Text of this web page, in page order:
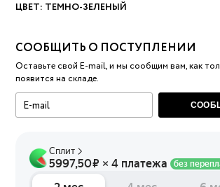
ЦВЕТ: ТЕМНО-ЗЕЛЕНЫЙ
СООБЩИТЬ О ПОСТУПЛЕНИИ
Оставьте свой E-mail, и мы сообщим вам, как
появится на складе.